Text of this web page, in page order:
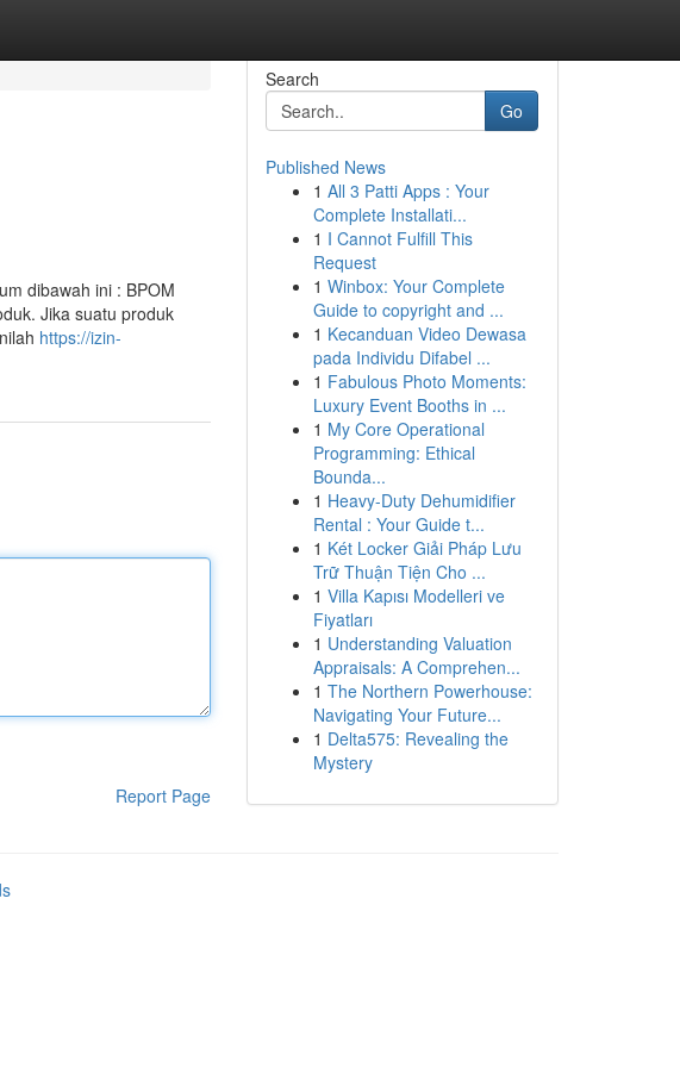
dibawah ini : BPOM
Jika suatu produk
https://izin-
Report Page
Search
Go
Published News
1 All 3 Patti Apps : Your
Complete Installati...
1 I Cannot Fulfill This
Request
1 Winbox: Your Complete
Guide to copyright and ...
1 Kecanduan Video Dewasa
pada Individu Difabel ...
1 Fabulous Photo Moments:
Luxury Event Booths in ...
1 My Core Operational
Programming: Ethical
Bounda...
1 Heavy-Duty Dehumidifier
Rental : Your Guide t...
1 Két Locker Giải Pháp Lưu
Trữ Thuận Tiện Cho ...
1 Villa Kapısı Modelleri ve
Fiyatları
1 Understanding Valuation
Appraisals: A Comprehen...
1 The Northern Powerhouse:
Navigating Your Future...
1 Delta575: Revealing the
Mystery